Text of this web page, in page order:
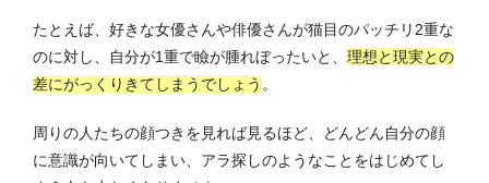
たとえば、好きな女優さんや俳優さんが猫目のパッチリ2重な
のに対し、自分が1重で瞼が腫れぼったいと、 理想と現実との
差にがっくりきてしまうでしょう 。
周りの人たちの顔つきを見れば見るほど、どんどん自分の顔
に意識が向いてしまい、アラ探しのようなことをはじめてし